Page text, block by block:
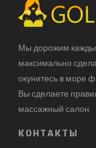
Мы дорожим
максимально
окунитесь в море
Вы сделаете
массажный салон.
КОНТАКТЫ